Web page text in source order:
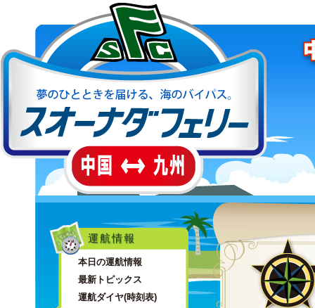
運航情報
本日の運航情報
最新トピックス
運航ダイヤ(時刻表)